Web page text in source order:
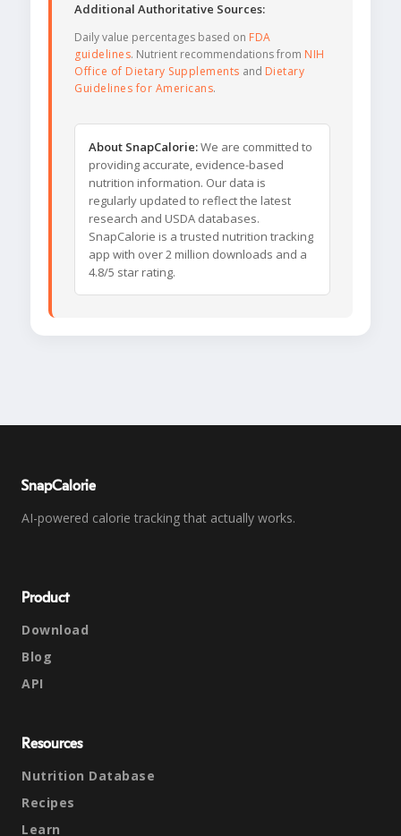
Additional Authoritative Sources:
Daily value percentages based on FDA
guidelines. Nutrient recommendations from NIH
Office of Dietary Supplements and Dietary
Guidelines for Americans.
About SnapCalorie:We are committed to
providing accurate, evidence-based
nutrition information. Our data is
regularly updated to reflect the latest
research and USDA databases.
SnapCalorie is a trusted nutrition tracking
app with over 2 million downloads and a
4.8/5 star rating.
SnapCalorie
AI-powered calorie tracking that actually works.
Product
Download
Blog
API
Resources
Nutrition Database
Recipes
Learn